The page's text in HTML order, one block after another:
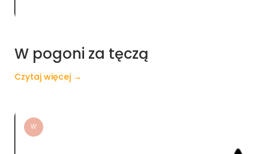
W pogoni za tęczą
Czytaj więcej →
W